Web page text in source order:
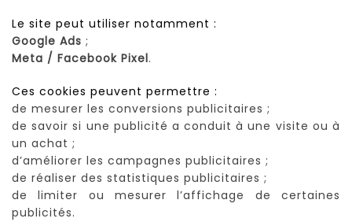
Le site peut utiliser notamment :
Google Ads ;
Meta / Facebook Pixel.
Ces cookies peuvent permettre :
de mesurer les conversions publicitaires ;
de savoir si une publicité a conduit à une visite ou à
un achat ;
d’améliorer les campagnes publicitaires ;
de réaliser des statistiques publicitaires ;
de limiter ou mesurer l’affichage de certaines
publicités.